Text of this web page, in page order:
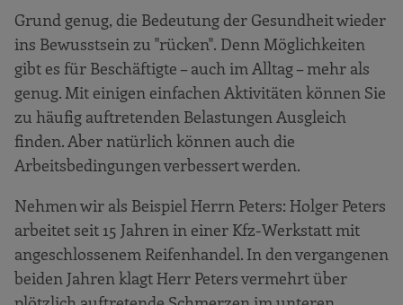
Grund genug, die Bedeutung der Gesundheit wieder
ins Bewusstsein zu "rücken". Denn Möglichkeiten
gibt es für Beschäftigte – auch im Alltag – mehr als
genug. Mit einigen einfachen Aktivitäten können Sie
zu häufig auftretenden Belastungen Ausgleich
finden. Aber natürlich können auch die
Arbeitsbedingungen verbessert werden.
Nehmen wir als Beispiel Herrn Peters: Holger Peters
arbeitet seit 15 Jahren in einer Kfz-Werkstatt mit
angeschlossenem Reifenhandel. In den vergangenen
beiden Jahren klagt Herr Peters vermehrt über